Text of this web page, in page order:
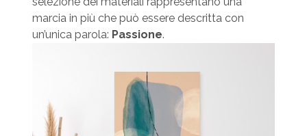
marcia in più che può essere descritta con
un’unica parola: Passione.